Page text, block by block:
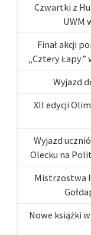
Czwartki z
UWM
Finał akcji
„Cztery Łapy”
Wyjazd
XII edycji
Wyjazd
Olecku na
Mistrzostwa
Nowe książki